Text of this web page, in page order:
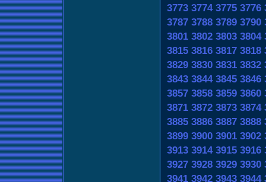
3773 3774 3775 3776
3787 3788 3789 3790
3801 3802 3803 3804
3815 3816 3817 3818
3829 3830 3831 3832
3843 3844 3845 3846
3857 3858 3859 3860
3871 3872 3873 3874
3885 3886 3887 3888
3899 3900 3901 3902
3913 3914 3915 3916
3927 3928 3929 3930
3941 3942 3943 3944